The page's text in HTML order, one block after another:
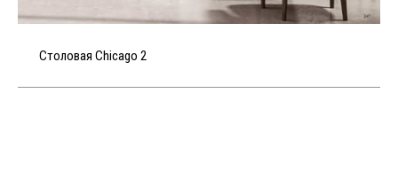
Столовая Chicago 2